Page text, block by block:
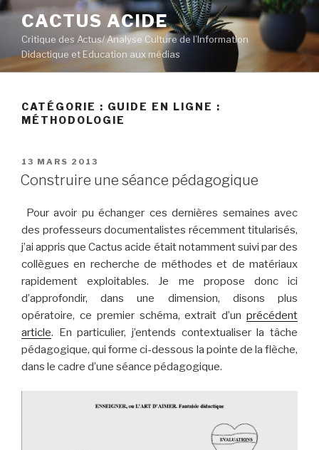
Aller
contenu
principal
CACTUS ACIDE
Critique des Actus/ Analyse Culture de l’Information
Didactique et Education aux médias
CATÉGORIE : GUIDE EN LIGNE :
MÉTHODOLOGIE
PUBLIÉ
LE
13 MARS 2013
Construire une séance pédagogique
Pour avoir pu échanger ces dernières semaines avec
des professeurs documentalistes récemment titularisés,
j’ai appris que Cactus acide était notamment suivi par des
collègues en recherche de méthodes et de matériaux
rapidement exploitables. Je me propose donc ici
d’approfondir, dans une dimension, disons plus
opératoire, ce premier schéma, extrait d’un précédent
article. En particulier, j’entends contextualiser la tâche
pédagogique, qui forme ci-dessous la pointe de la flèche,
dans le cadre d’une séance pédagogique.